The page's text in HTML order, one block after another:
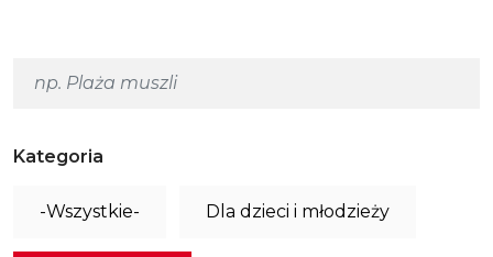
Kategoria
-Wszystkie- Dla dzieci i młodzieży